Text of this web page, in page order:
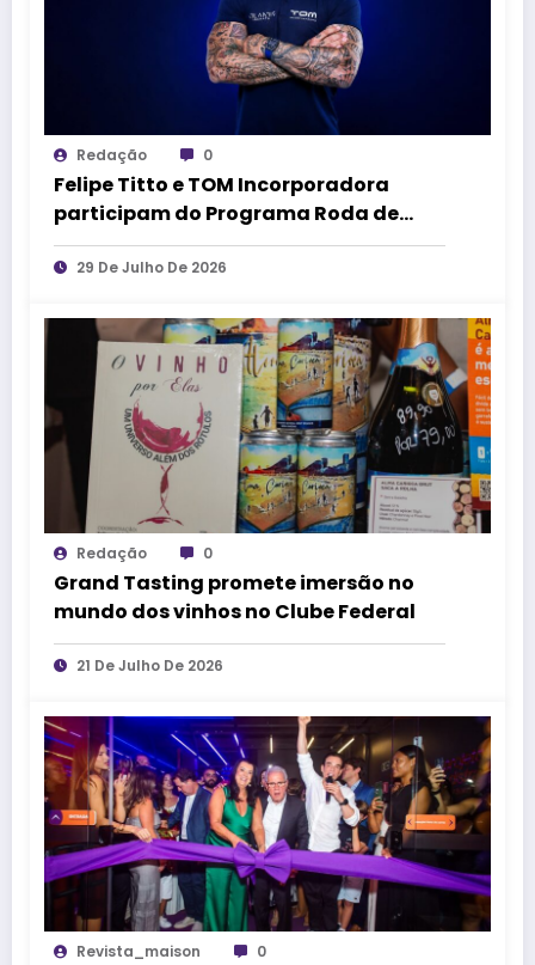
Redação 0
Felipe Titto e TOM Incorporadora
participam do Programa Roda de
Negócios
29 De Julho De 2026
Redação 0
Grand Tasting promete imersão no
mundo dos vinhos no Clube Federal
21 De Julho De 2026
Revista_maison 0